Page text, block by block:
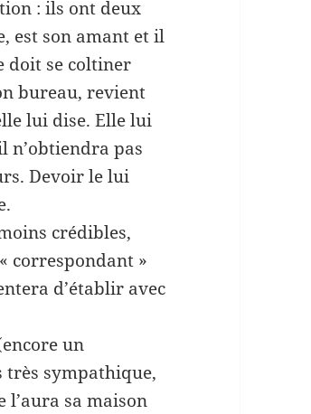
: ils ont deux
est son amant et il
doit se coltiner
bureau, revient
lui dise. Elle lui
n’obtiendra pas
Devoir le lui
crédibles,
correspondant »
d’établir avec
un
très sympathique,
sa maison